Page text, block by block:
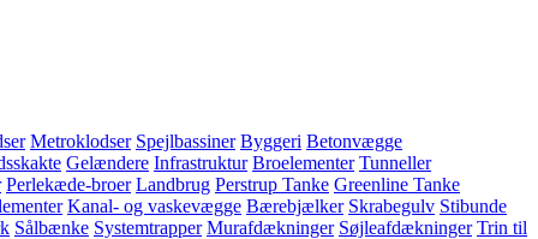
Metroklodser Spejlbassiner Byggeri Betonvægge
Gelændere Infrastruktur Broelementer Tunneller
Perlekæde-broer Landbrug Perstrup Tanke Greenline Tanke
Kanal- og vaskevægge Bærebjælker Skrabegulv Stibunde
Sålbænke Systemtrapper Murafdækninger Søjleafdækninger Trin til